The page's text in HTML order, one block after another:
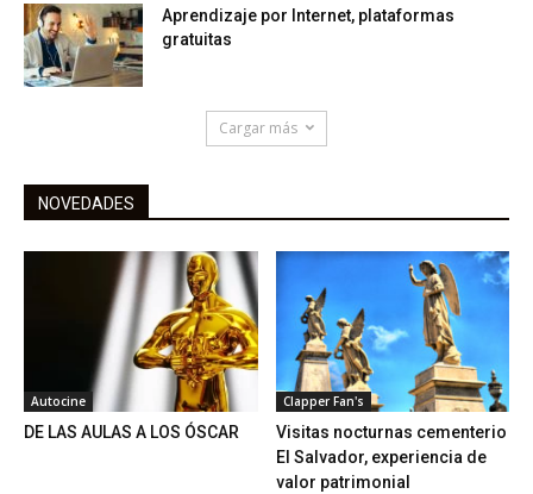
Aprendizaje por Internet, plataformas
gratuitas
Cargar más
NOVEDADES
Autocine
DE LAS AULAS A LOS ÓSCAR
Clapper Fan's
Visitas nocturnas cementerio
El Salvador, experiencia de
valor patrimonial